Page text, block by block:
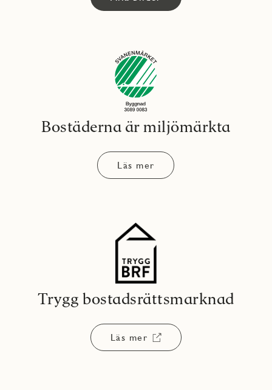
Bostäderna är miljömärkta
Läs mer
Trygg bostadsrättsmarknad
Läs mer